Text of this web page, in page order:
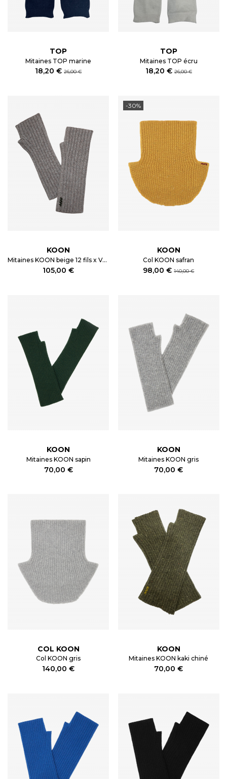
TOP
Mitaines TOP marine
18,20 €26,00 €
TOP
Mitaines TOP écru
18,20 €26,00 €
KOON
Mitaines KOON beige 12 fils x Veronika Loubry
105,00 €
-30%
KOON
Col KOON safran
98,00 €140,00 €
KOON
Mitaines KOON sapin
70,00 €
KOON
Mitaines KOON gris
70,00 €
COL KOON
Col KOON gris
140,00 €
KOON
Mitaines KOON kaki chiné
70,00 €